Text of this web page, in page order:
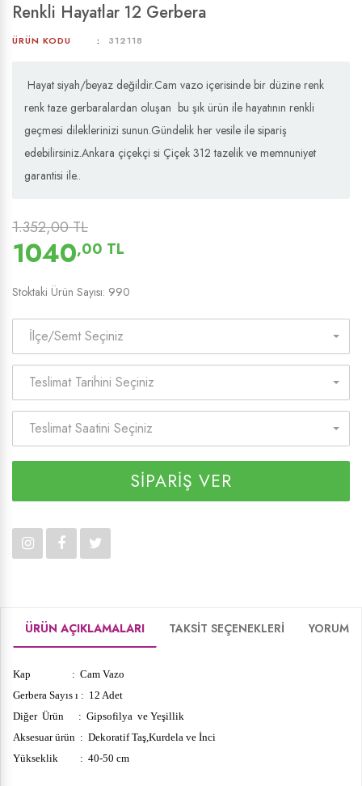
Renkli Hayatlar 12 Gerbera
ÜRÜN KODU 312118
Hayat siyah/beyaz değildir.Cam vazo içerisinde bir düzine renk
renk taze gerbaralardan oluşan bu şık ürün ile hayatının renkli
geçmesi dileklerinizi sunun.Gündelik her vesile ile sipariş
edebilirsiniz.Ankara çiçekçi si Çiçek 312 tazelik ve memnuniyet
garantisi ile..
1.352,00 TL
1040,00 TL
Stoktaki Ürün Sayısı: 990
İlçe/Semt Seçiniz
Teslimat Tarihini Seçiniz
Teslimat Saatini Seçiniz
SİPARİŞ VER
ÜRÜN AÇIKLAMALARI TAKSİT SEÇENEKLERİ
Kap : Cam Vazo
Gerbera Sayıs ı : 12 Adet
Diğer Ürün : Gipsofilya ve Yeşillik
Aksesuar ürün : Dekoratif Taş,Kurdela ve İnci
Yükseklik : 40-50 cm